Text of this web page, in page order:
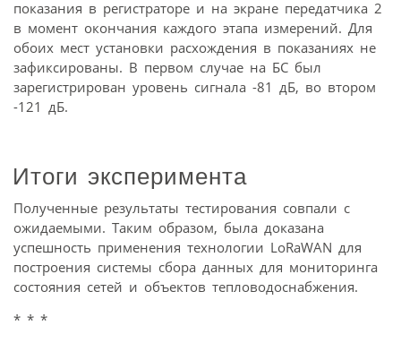
показания в регистраторе и на экране передатчика 2
в момент окончания каждого этапа измерений. Для
обоих мест установки расхождения в показаниях не
зафиксированы. В первом случае на БС был
зарегистрирован уровень сигнала -81 дБ, во втором
-121 дБ.
Итоги эксперимента
Полученные результаты тестирования совпали с
ожидаемыми. Таким образом, была доказана
успешность применения технологии LoRaWAN для
построения системы сбора данных для мониторинга
состояния сетей и объектов тепловодоснабжения.
* * *